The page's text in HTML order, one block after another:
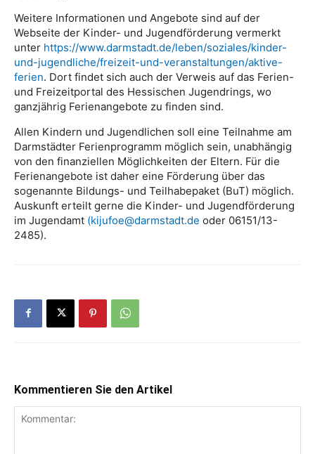
Weitere Informationen und Angebote sind auf der
Webseite der Kinder- und Jugendförderung vermerkt
unter https://www.darmstadt.de/leben/soziales/kinder-
und-jugendliche/freizeit-und-veranstaltungen/aktive-
ferien. Dort findet sich auch der Verweis auf das Ferien-
und Freizeitportal des Hessischen Jugendrings, wo
ganzjährig Ferienangebote zu finden sind.
Allen Kindern und Jugendlichen soll eine Teilnahme am
Darmstädter Ferienprogramm möglich sein, unabhängig
von den finanziellen Möglichkeiten der Eltern. Für die
Ferienangebote ist daher eine Förderung über das
sogenannte Bildungs- und Teilhabepaket (BuT) möglich.
Auskunft erteilt gerne die Kinder- und Jugendförderung
im Jugendamt (kijufoe@darmstadt.de oder 06151/13-
2485).
Kommentieren Sie den Artikel